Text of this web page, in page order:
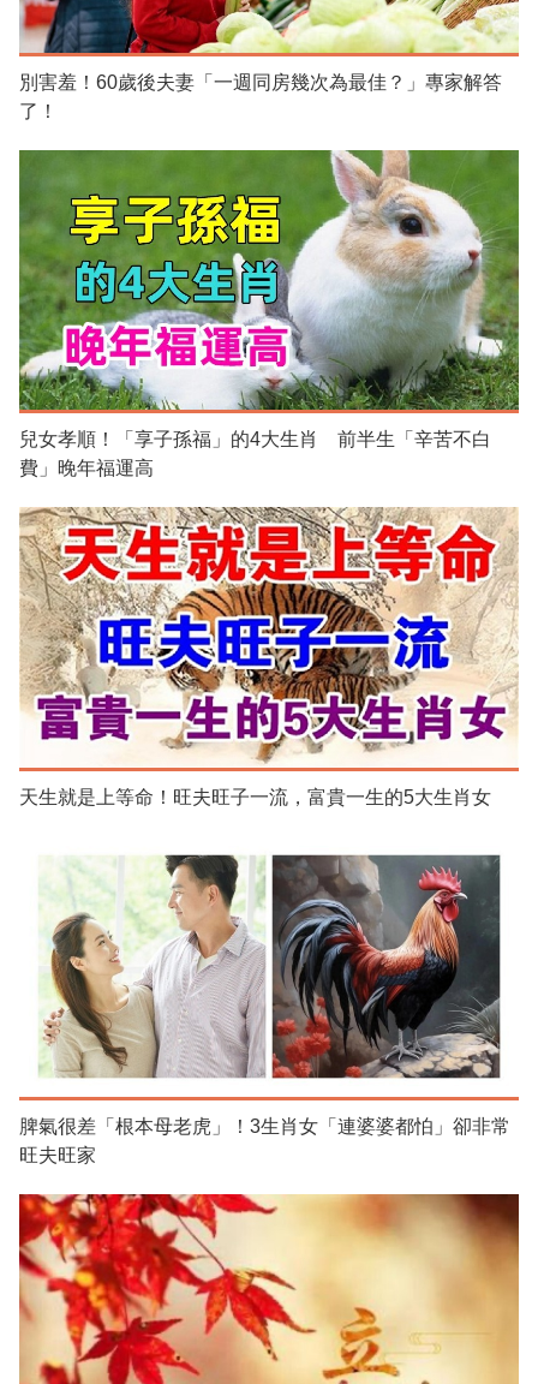
別害羞！60歲後夫妻「一週同房幾次為最佳？」專家解答
了！
兒女孝順！「享子孫福」的4大生肖 前半生「辛苦不白
費」晚年福運高
天生就是上等命！旺夫旺子一流，富貴一生的5大生肖女
脾氣很差「根本母老虎」！3生肖女「連婆婆都怕」卻非常
旺夫旺家